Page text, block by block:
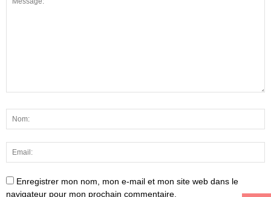
Enregistrer mon nom, mon e-mail et mon site web dans le
navigateur pour mon prochain commentaire.